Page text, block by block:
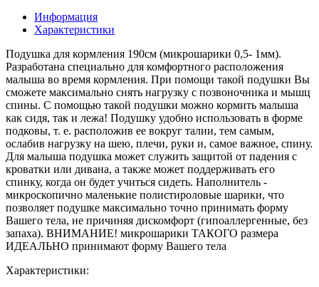
Информация
Характеристики
Подушка для кормления 190см (микрошарики 0,5- 1мм).
Разработана специально для комфортного расположения
малыша во время кормления. При помощи такой подушки Вы
сможете максимально снять нагрузку с позвоночника и мышц
спины. С помощью такой подушки можно кормить малыша
как сидя, так и лежа! Подушку удобно использовать в форме
подковы, т. е. расположив ее вокруг талии, тем самым,
ослабив нагрузку на шею, плечи, руки и, самое важное, спину.
Для малыша подушка может служить защитой от падения с
кроватки или дивана, а также может поддерживать его
спинку, когда он будет учиться сидеть. Наполнитель -
микроскопично маленькие полистироловые шарики, что
позволяет подушке максимально точно принимать форму
Вашего тела, не причиняя дискомфорт (гипоаллергенные, без
запаха). ВНИМАНИЕ! микрошарики ТАКОГО размера
ИДЕАЛЬНО принимают форму Вашего тела
Характеристики: